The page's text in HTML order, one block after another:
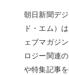
朝日新聞デ
ド・エム）
ェブマガジ
ロジー関連
や特集記事